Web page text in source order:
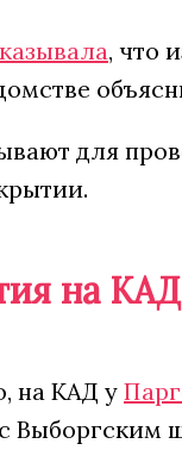
, что
для
на КАД
на КАД у
Выборгским